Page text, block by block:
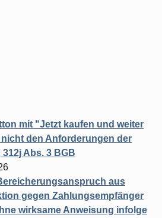
mit "Jetzt kaufen und weiter
den Anforderungen der
Abs. 3 BGB
aus
gegen Zahlungsempfänger
wirksame Anweisung infolge